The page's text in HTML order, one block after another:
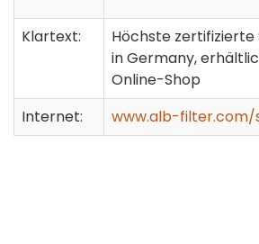
Klartext:
Höchste zertifizierte
in Germany,
Online-Shop
Internet:
www.alb-